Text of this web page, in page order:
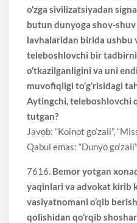
o‘zga sivilizatsiyadan
butun dunyoga shov-
lavhalaridan birida ushbu
teleboshlovchi bir
o‘tkazilganligini va uni
muvofiqligi to‘g‘risidagi
Aytingchi, teleboshlovchi
tutgan?
Javob: “Koinot go‘zali”,
Qabul emas: “Dunyo
7616. Bemor yotgan
yaqinlari va advokat kirib
vasiyatnomani o’qib
qolishidan qo‘rqib